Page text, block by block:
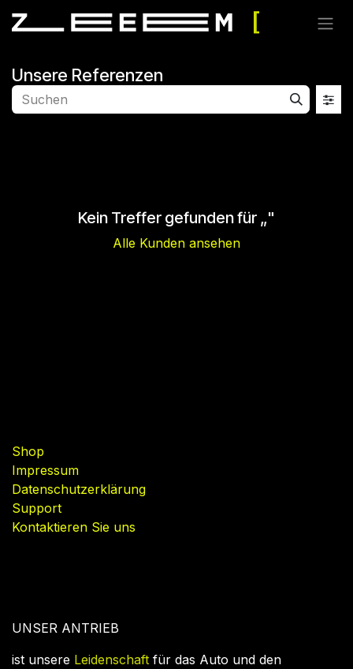
Unsere Referenzen
Kein Treffer gefunden für „"
Alle Kunden ansehen
Shop
Impressum
Datenschutzerklärung
Support
Kontaktieren Sie uns
UNSER ANTRIEB
ist unsere Leidenschaft für das Auto und den